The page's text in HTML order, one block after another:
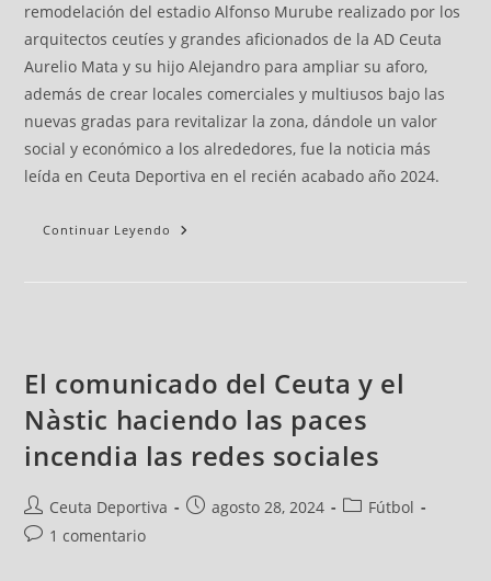
remodelación del estadio Alfonso Murube realizado por los
arquitectos ceutíes y grandes aficionados de la AD Ceuta
Aurelio Mata y su hijo Alejandro para ampliar su aforo,
además de crear locales comerciales y multiusos bajo las
nuevas gradas para revitalizar la zona, dándole un valor
social y económico a los alrededores, fue la noticia más
leída en Ceuta Deportiva en el recién acabado año 2024.
Continuar Leyendo
El comunicado del Ceuta y el
Nàstic haciendo las paces
incendia las redes sociales
Ceuta Deportiva agosto 28, 2024
Fútbol
1 comentario